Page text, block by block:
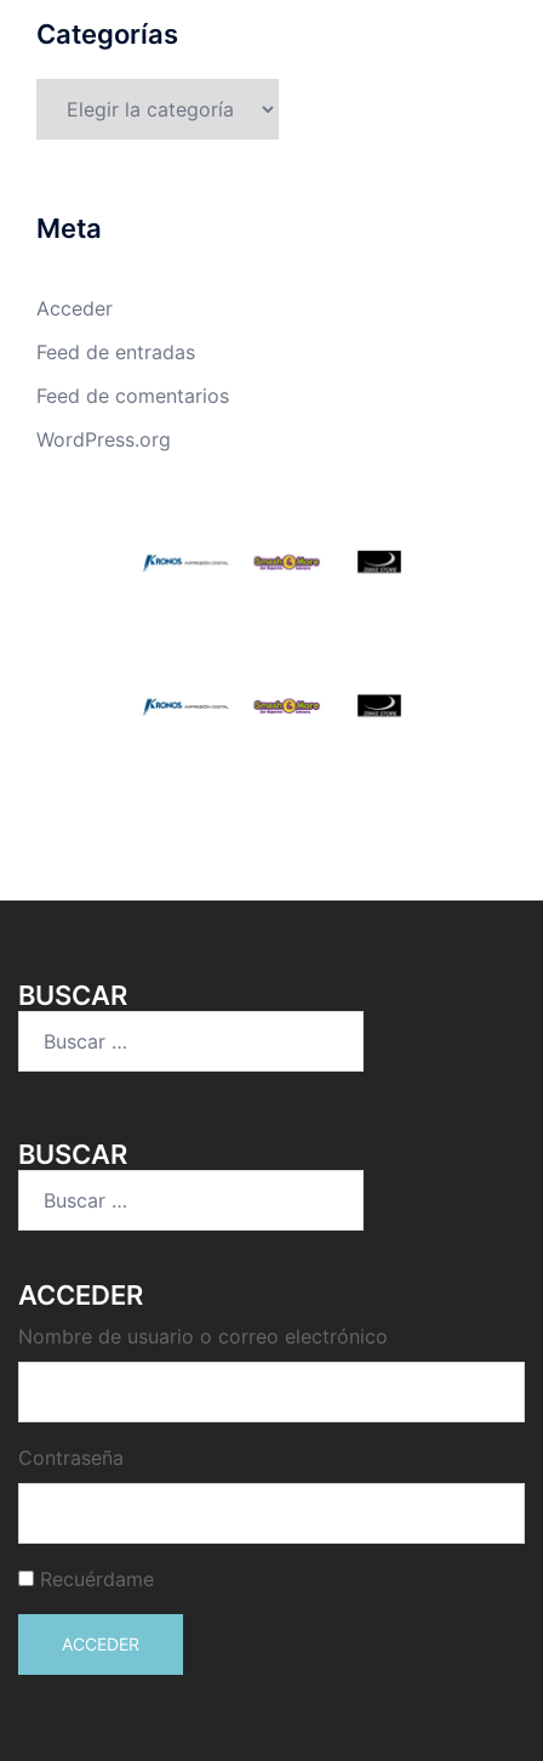
Categorías
Meta
Acceder
Feed de entradas
Feed de comentarios
WordPress.org
BUSCAR
BUSCAR
ACCEDER
Nombre de usuario o correo electrónico
Contraseña
Recuérdame
ACCEDER